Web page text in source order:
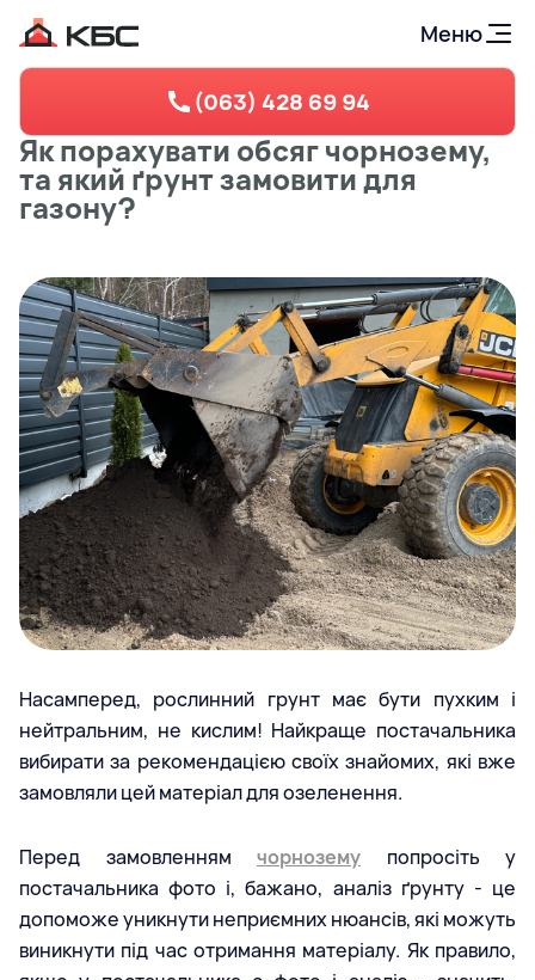
Меню
(063) 428 69 94
Як порахувати обсяг чорнозему,
та який ґрунт замовити для
газону?
Насамперед, рослинний грунт має бути пухким і
нейтральним, не кислим! Найкраще постачальника
вибирати за рекомендацією своїх знайомих, які вже
замовляли цей матеріал для озеленення.
Перед замовленням чорнозему попросіть у
постачальника фото і, бажано, аналіз ґрунту - це
допоможе уникнути неприємних нюансів, які можуть
виникнути під час отримання матеріалу. Як правило,